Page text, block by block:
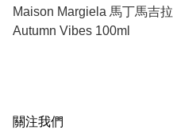
Maison Margiela 馬丁馬吉拉
Autumn Vibes 100ml
關注我們